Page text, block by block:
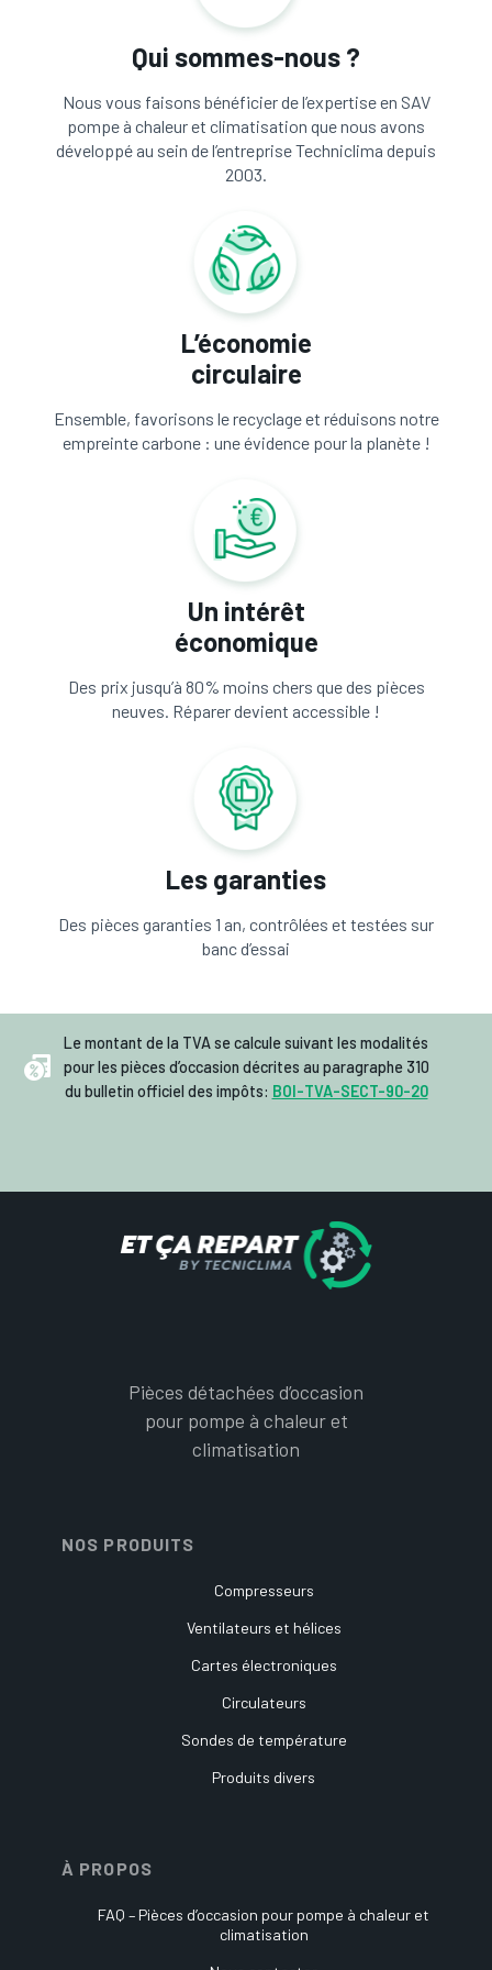
Qui sommes-nous ?
Nous vous faisons bénéficier de l’expertise en SAV
pompe à chaleur et climatisation que nous avons
développé au sein de l’entreprise Techniclima depuis
2003.
L’économie
circulaire
Ensemble, favorisons le recyclage et réduisons notre
empreinte carbone : une évidence pour la planète !
Un intérêt
économique
Des prix jusqu’à 80% moins chers que des pièces
neuves. Réparer devient accessible !
Les garanties
Des pièces garanties 1 an, contrôlées et testées sur
banc d’essai
Le montant de la TVA se calcule suivant les modalités
pour les pièces d’occasion décrites au paragraphe 310
du bulletin officiel des impôts: BOI-TVA-SECT-90-20
Pièces détachées d’occasion
pour pompe à chaleur et
climatisation
NOS PRODUITS
Compresseurs
Ventilateurs et hélices
Cartes électroniques
Circulateurs
Sondes de température
Produits divers
À PROPOS
FAQ – Pièces d’occasion pour pompe à chaleur et
climatisation